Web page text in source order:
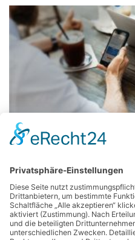
BankingGuide Online
Ab sofort können Sie die
bestellen. Alle Frühbucher, die
einen Frühbucher-Rabatt.